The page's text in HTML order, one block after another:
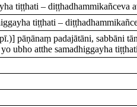
tiṭṭhati – diṭṭhadhammikañceva
tiṭṭhati –
pāṇānaṃ padajātāni, sabbāni
ubho atthe samadhiggayha